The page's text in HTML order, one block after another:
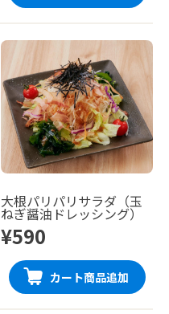
大根パリパリサラダ（玉
ねぎ醤油ドレッシング）
¥590
カート商品追加